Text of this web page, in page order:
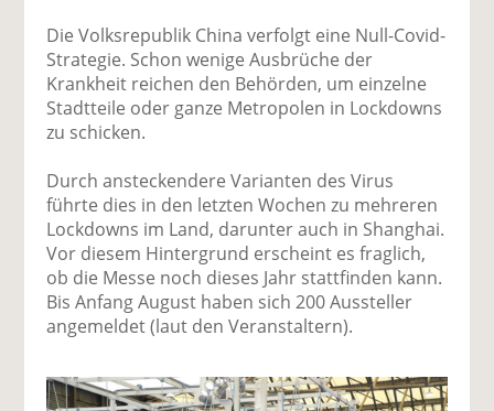
Die Volksrepublik China verfolgt eine Null-Covid-
Strategie. Schon wenige Ausbrüche der
Krankheit reichen den Behörden, um einzelne
Stadtteile oder ganze Metropolen in Lockdowns
zu schicken.
Durch ansteckendere Varianten des Virus
führte dies in den letzten Wochen zu mehreren
Lockdowns im Land, darunter auch in Shanghai.
Vor diesem Hintergrund erscheint es fraglich,
ob die Messe noch dieses Jahr stattfinden kann.
Bis Anfang August haben sich 200 Aussteller
angemeldet (laut den Veranstaltern).